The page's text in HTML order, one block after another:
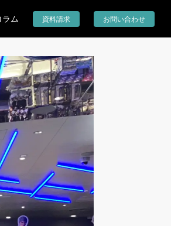
ラム 資料請求 お問い合わせ